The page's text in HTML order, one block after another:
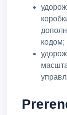
кодом;